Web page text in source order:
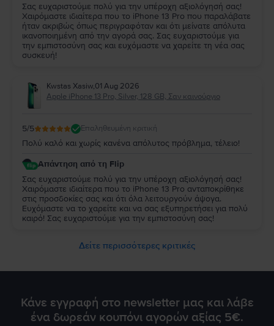
Σας ευχαριστούμε πολύ για την υπέροχη αξιολόγησή σας!
Χαιρόμαστε ιδιαίτερα που το iPhone 13 Pro που παραλάβατε
ήταν ακριβώς όπως περιγραφόταν και ότι μείνατε απόλυτα
ικανοποιημένη από την αγορά σας. Σας ευχαριστούμε για
την εμπιστοσύνη σας και ευχόμαστε να χαρείτε τη νέα σας
συσκευή!
Kwstas Xasiw,01 Aug 2026
Apple iPhone 13 Pro, Silver, 128 GB, Σαν καινούργιο
5/5 Επαληθευμένη κριτική
Πολύ καλό και χωρίς κανένα απόλυτος πρόβλημα, τέλειο!
Απάντηση από τη Flip
Σας ευχαριστούμε πολύ για την υπέροχη αξιολόγησή σας!
Χαιρόμαστε ιδιαίτερα που το iPhone 13 Pro ανταποκρίθηκε
στις προσδοκίες σας και ότι όλα λειτουργούν άψογα.
Ευχόμαστε να το χαρείτε και να σας εξυπηρετήσει για πολύ
καιρό! Σας ευχαριστούμε για την εμπιστοσύνη σας!
Δείτε περισσότερες κριτικές
Κάνε εγγραφή στο newsletter μας και λάβε
ένα δωρεάν κουπόνι αγορών αξίας 5€.